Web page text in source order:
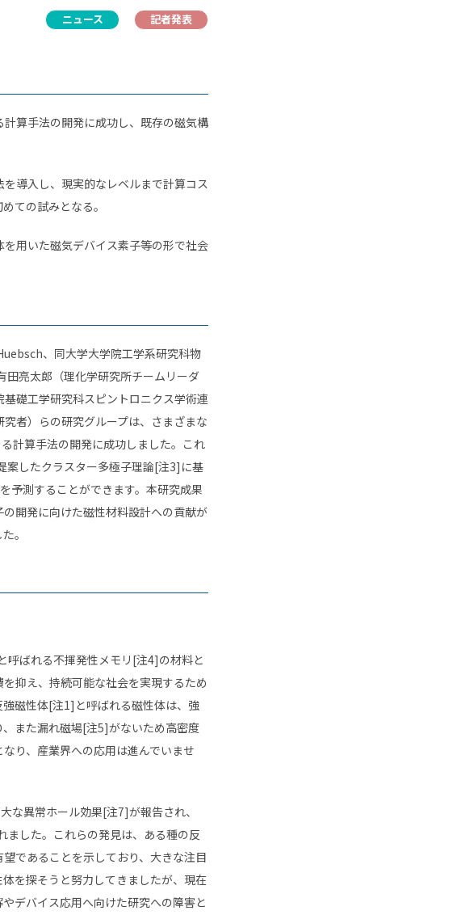
ニュース 記者発表
算手法の開発に成功し、既存の磁気構
導入し、現実的なレベルまで計算コス
ての試みとなる。
用いた磁気デバイス素子等の形で社会
、同大学大学院工学系研究科物
亮太郎（理化学研究所チームリーダ
礎工学研究科スピントロニクス学術連
者）らの研究グループは、さまざまな
計算手法の開発に成功しました。これ
案したクラスター多極子理論[注3] に基
予測することができます。本研究成果
開発に向けた磁性材料設計への貢献が
。
呼ばれる不揮発性メモリ [注4]の材料と
抑え、持続可能な社会を実現するため
磁性体[注1] と呼ばれる磁性体は、強
また漏れ磁場[注5]がないため高密度
り、産業界への応用は進んでいませ
な異常ホール効果[注7]が報告され、
ました。これらの発見は、ある種の反
であることを示しており、大きな注目
を探そうと努力してきましたが、現在
デバイス応用へ向けた研究への障害と